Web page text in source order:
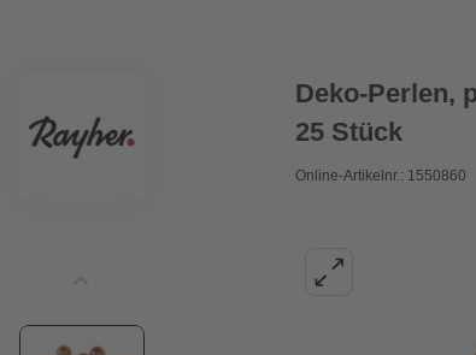
Deko-Perlen,
25 Stück
Online-Artikelnr.: 1550860